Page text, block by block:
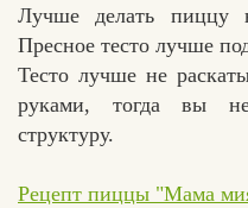
Лучше делать
Пресное тесто лучше
Тесто лучше не
руками, тогда вы
структуру.
Рецепт пиццы "Мама